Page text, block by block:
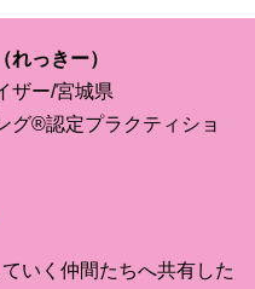
っきー）
ザー/宮城県
グ®認定プラクティショ
いく仲間たちへ共有した